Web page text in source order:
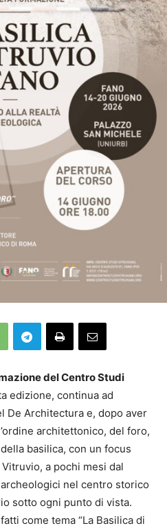
del Centro Studi
edizione, continua ad
De Architectura e, dopo aver
architettonico, del foro,
basilica, con un focus
a pochi mesi dal
nel centro storico
sotto ogni punto di vista.
come tema “La Basilica di